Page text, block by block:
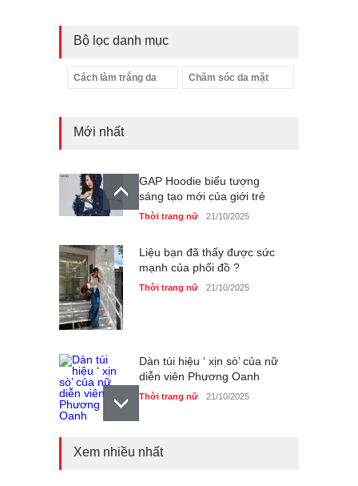
Bộ lọc danh mục
Cách làm trắng da Chăm sóc da mặt
Mới nhất
GAP Hoodie biểu tượng
sáng tạo mới của giới trẻ
Thời trang nữ 21/10/2025
Liệu bạn đã thấy được sức
mạnh của phối đồ ?
Thời trang nữ 21/10/2025
Dàn túi hiệu ‘ xịn sò’ của nữ
diễn viên Phương Oanh
Thời trang nữ 21/10/2025
Mẫu áo khoác đẹp cho phụ
Xem nhiều nhất